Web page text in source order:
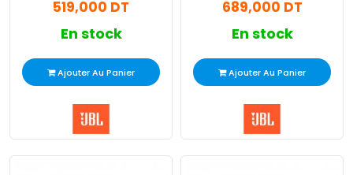
519,000 DT
En stock
Ajouter Au Panier
689,000 DT
En stock
Ajouter Au Panier